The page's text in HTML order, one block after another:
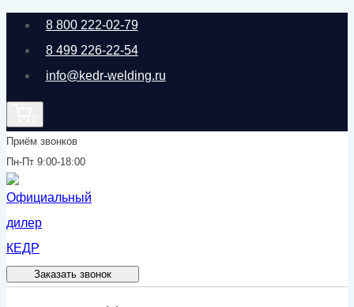
Перейти
содержимому
8 800 222-02-79
8 499 226-22-54
info@kedr-welding.ru
Приём звонков
Пн-Пт 9:00-18:00
Заказать звонок